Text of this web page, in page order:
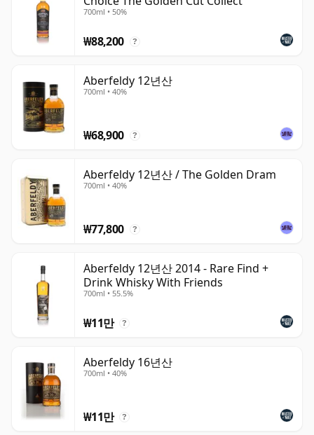
700ml • 50%
₩88,200 ?
Aberfeldy 12년산
700ml • 40%
₩68,900 ?
Aberfeldy 12년산 / The Golden Dram
700ml • 40%
₩77,800 ?
Aberfeldy 12년산 2014 - Rare Find +
Drink Whisky With Friends
700ml • 55.5%
₩11만 ?
Aberfeldy 16년산
700ml • 40%
₩11만 ?